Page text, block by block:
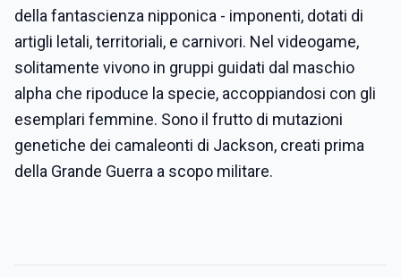
della fantascienza nipponica - imponenti, dotati di
artigli letali, territoriali, e carnivori. Nel videogame,
solitamente vivono in gruppi guidati dal maschio
alpha che ripoduce la specie, accoppiandosi con gli
esemplari femmine. Sono il frutto di mutazioni
genetiche dei camaleonti di Jackson, creati prima
della Grande Guerra a scopo militare.